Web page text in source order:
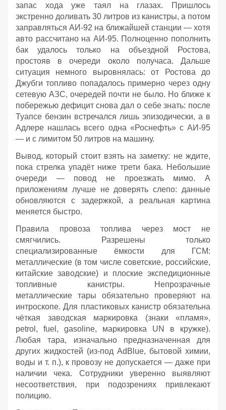
запас хода уже таял на глазах. Пришлось
экстренно доливать 30 литров из канистры, а потом
заправляться АИ‑92 на ближайшей станции — хотя
авто рассчитано на АИ‑95. Полноценно пополнить
бак удалось только на объездной Ростова,
простояв в очереди около получаса. Дальше
ситуация немного выровнялась: от Ростова до
Джубги топливо попадалось примерно через одну
сетевую АЗС, очередей почти не было. Но ближе к
побережью дефицит снова дал о себе знать: после
Туапсе бензин встречался лишь эпизодически, а в
Адлере нашлась всего одна «Роснефть» с АИ‑95
— и с лимитом 50 литров на машину.
Вывод, который стоит взять на заметку: не ждите,
пока стрелка упадёт ниже трети бака. Небольшие
очереди — повод не проезжать мимо. А
приложениям лучше не доверять слепо: данные
обновляются с задержкой, а реальная картина
меняется быстро.
Правила провоза топлива через мост не
смягчились. Разрешены только
специализированные ёмкости для ГСМ:
металлические (в том числе советские, российские,
китайские заводские) и плоские экспедиционные
топливные канистры. Непрозрачные
металлические тары обязательно проверяют на
интроскопе. Для пластиковых канистр обязательна
чёткая заводская маркировка (знаки «пламя»,
petrol, fuel, gasoline, маркировка UN в кружке).
Любая тара, изначально предназначенная для
других жидкостей (из‑под AdBlue, бытовой химии,
воды и т. п.), к провозу не допускается — даже при
наличии чека. Сотрудники уверенно выявляют
несоответствия, при подозрениях привлекают
полицию.